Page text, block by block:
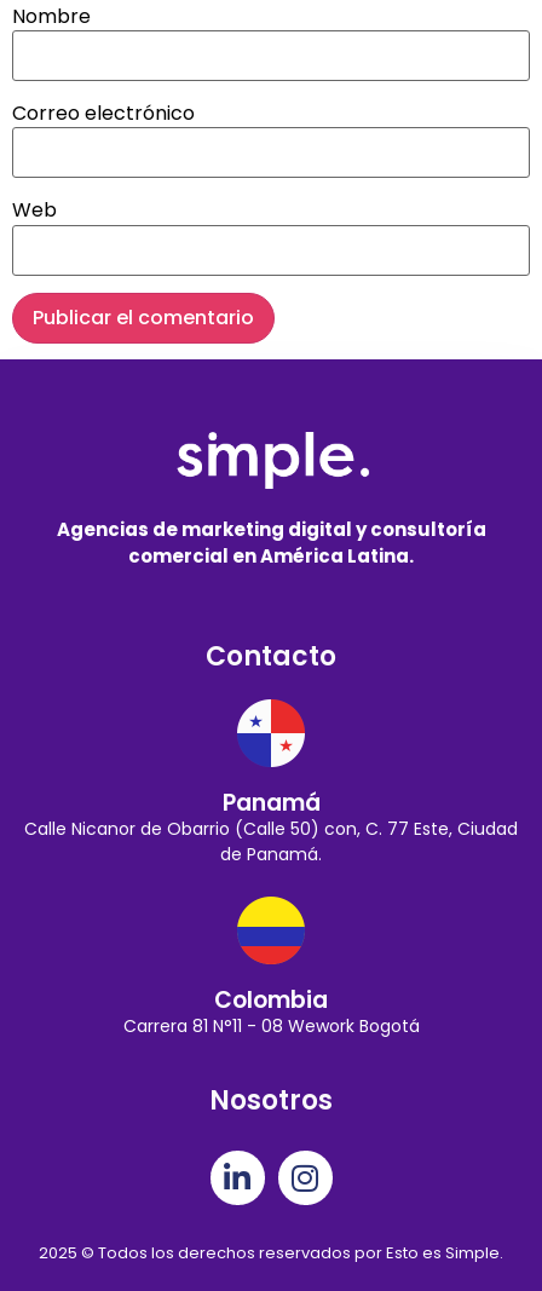
Nombre
Correo electrónico
Web
Agencias de marketing digital y consultoría
comercial en América Latina.
Contacto
Panamá
Calle Nicanor de Obarrio (Calle 50) con, C. 77 Este, Ciudad
de Panamá.
Colombia
Carrera 81 N°11 - 08 Wework Bogotá
Nosotros
2025 © Todos los derechos reservados por Esto es Simple.